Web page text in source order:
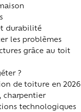
durabilité
les problèmes
grâce au toit
?
de toiture en 2026
charpentier
technologiques